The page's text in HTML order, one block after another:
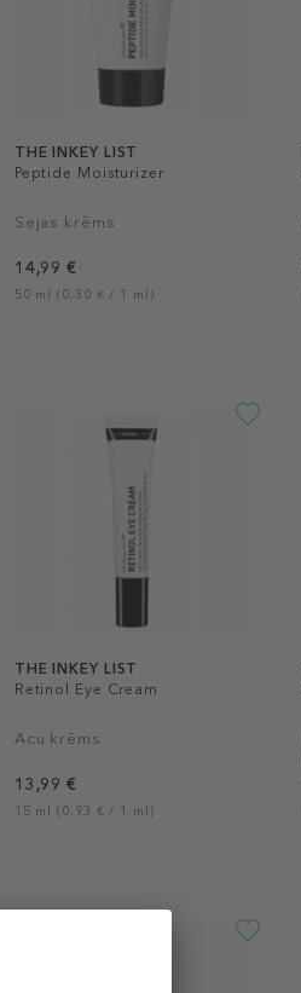
THE INKEY LIST
Peptide Moisturizer
Sejas krēms
14,99 €
50 ml (0,30 € / 1 ml)
THE INKEY LIST
Retinol Eye Cream
Acu krēms
13,99 €
15 ml (0,93 € / 1 ml)